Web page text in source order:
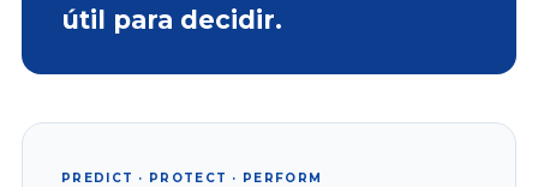
útil para decidir.
PREDICT · PROTECT · PERFORM